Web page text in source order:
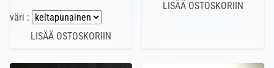
väri :